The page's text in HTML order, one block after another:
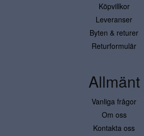
Köpvillkor
Leveranser
Byten & returer
Returformulär
Allmänt
Vanliga frågor
Om oss
Kontakta oss